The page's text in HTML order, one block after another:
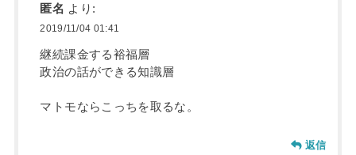
匿名 より:
2019/11/04 01:41
継続課金する裕福層
政治の話ができる知識層
マトモならこっちを取るな。
返信